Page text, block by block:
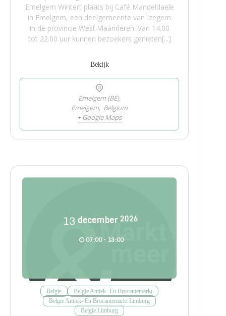
Emelgem Wintert plaats bij Café Mandeldaele
in Emelgem, een deelgemeente van Izegem
in de provincie West-Vlaanderen. Van 14.00
tot 22.00 uur kunnen bezoekers genieten[...]
Bekijk
Emelgem (BE),
Emelgem, Belgium
+ Google Maps
13 december 2026
07:00 - 13:00
Belgie
Belgie Antiek- En Brocantemarkt
Belgie Antiek- En Brocantemarkt Limburg
Belgie Limburg